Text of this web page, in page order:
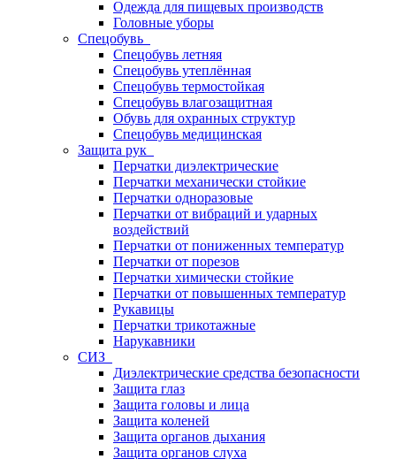
Одежда для пищевых производств
Головные уборы
Спецобувь
Спецобувь летняя
Спецобувь утеплённая
Спецобувь термостойкая
Спецобувь влагозащитная
Обувь для охранных структур
Спецобувь медицинская
Защита рук
Перчатки диэлектрические
Перчатки механически стойкие
Перчатки одноразовые
Перчатки от вибраций и ударных
воздействий
Перчатки от пониженных температур
Перчатки от порезов
Перчатки химически стойкие
Перчатки от повышенных температур
Рукавицы
Перчатки трикотажные
Нарукавники
СИЗ
Диэлектрические средства безопасности
Защита глаз
Защита головы и лица
Защита коленей
Защита органов дыхания
Защита органов слуха